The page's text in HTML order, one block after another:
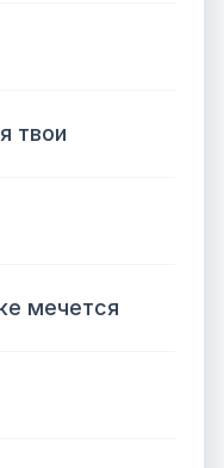
твои
мечется